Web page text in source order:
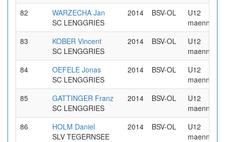
82
WARZECHA Jan
SC LENGGRIES
2014 BSV-OL
U12
maennlich
83
KOBER Vincent
SC LENGGRIES
2014 BSV-OL
U12
maennlich
84
OEFELE Jonas
SC LENGGRIES
2014 BSV-OL
U12
maennlich
85
GATTINGER Franz
SC LENGGRIES
2014 BSV-OL
U12
maennlich
86
HOLM Daniel
SLV TEGERNSEE
2014 BSV-OL
U12
maennlich